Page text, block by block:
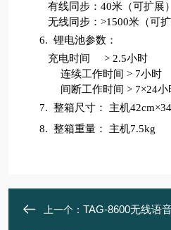
有线同步：40米（可扩展）
无线同步：>1500米（可扩
6. 锂电池参数：
充电时间 > 2.5小时
连续工作时间 > 7小时
间断工作时间 > 7×24小
7. 整箱尺寸： 主机
8. 整箱重量： 主机7.5kg
上一个： TAG-8600无线语